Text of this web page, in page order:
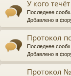
У кого
Последнее
Добавлено в
Протокол
Последнее
Добавлено в
Протокол